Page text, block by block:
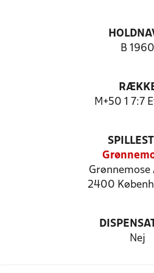
B 1960
M+50 1 7:7
Grønnemose
2400
Nej